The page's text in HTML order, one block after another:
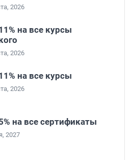
2026
на все курсы
2026
на все курсы
2026
на все сертификаты
2027